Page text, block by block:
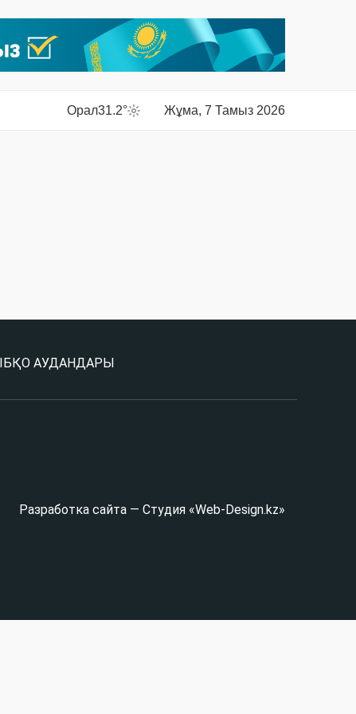
Орал31.2° Жұма, 7 Тамыз 2026
БҚО АУДАНДАРЫ
Разработка сайта — Студия «Web-Design.kz»